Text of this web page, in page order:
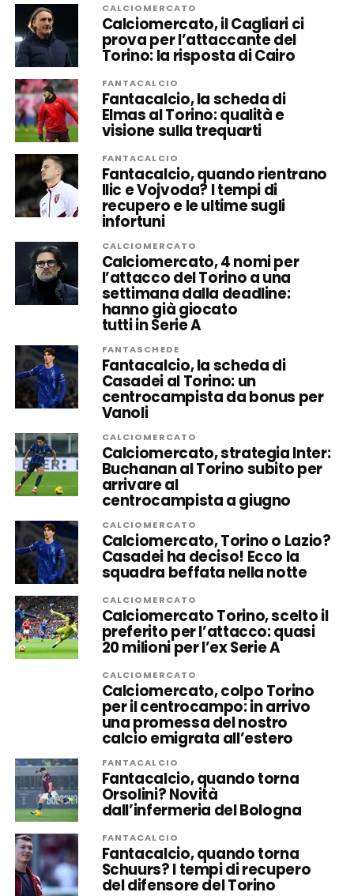
CALCIOMERCATO
Calciomercato, il Cagliari ci
prova per l’attaccante del
Torino: la risposta di Cairo
FANTACALCIO
Fantacalcio, la scheda di
Elmas al Torino: qualità e
visione sulla trequarti
FANTACALCIO
Fantacalcio, quando rientrano
Ilic e Vojvoda? I tempi di
recupero e le ultime sugli
infortuni
CALCIOMERCATO
Calciomercato, 4 nomi per
l’attacco del Torino a una
settimana dalla deadline:
hanno già giocato
tutti in Serie A
FANTASCHEDE
Fantacalcio, la scheda di
Casadei al Torino: un
centrocampista da bonus per
Vanoli
CALCIOMERCATO
Calciomercato, strategia Inter:
Buchanan al Torino subito per
arrivare al
centrocampista a giugno
CALCIOMERCATO
Calciomercato, Torino o Lazio?
Casadei ha deciso! Ecco la
squadra beffata nella notte
CALCIOMERCATO
Calciomercato Torino, scelto il
preferito per l’attacco: quasi
20 milioni per l’ex Serie A
CALCIOMERCATO
Calciomercato, colpo Torino
per il centrocampo: in arrivo
una promessa del nostro
calcio emigrata all’estero
FANTACALCIO
Fantacalcio, quando torna
Orsolini? Novità
dall’infermeria del Bologna
FANTACALCIO
Fantacalcio, quando torna
Schuurs? I tempi di recupero
del difensore del Torino